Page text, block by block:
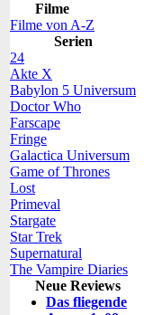
Filme
Filme von A-Z
Serien
24
Akte X
Babylon 5 Universum
Doctor Who
Farscape
Fringe
Galactica Universum
Game of Thrones
Lost
Primeval
Stargate
Star Trek
Supernatural
The Vampire Diaries
Neue Reviews
Das fliegende